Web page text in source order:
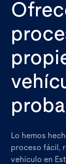
Lo hemos
proceso fácil,
vehículo en